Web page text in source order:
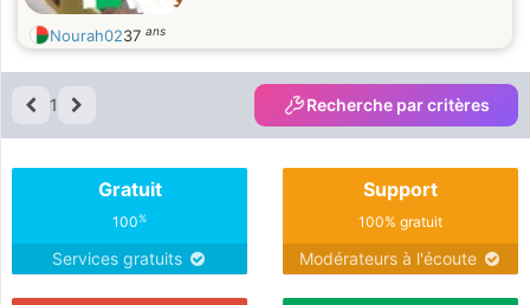
Nourah0237 ans
1 Recherche par critères
Gratuit
100%
Services gratuits
Support
100% gratuit
Modérateurs à l'écoute